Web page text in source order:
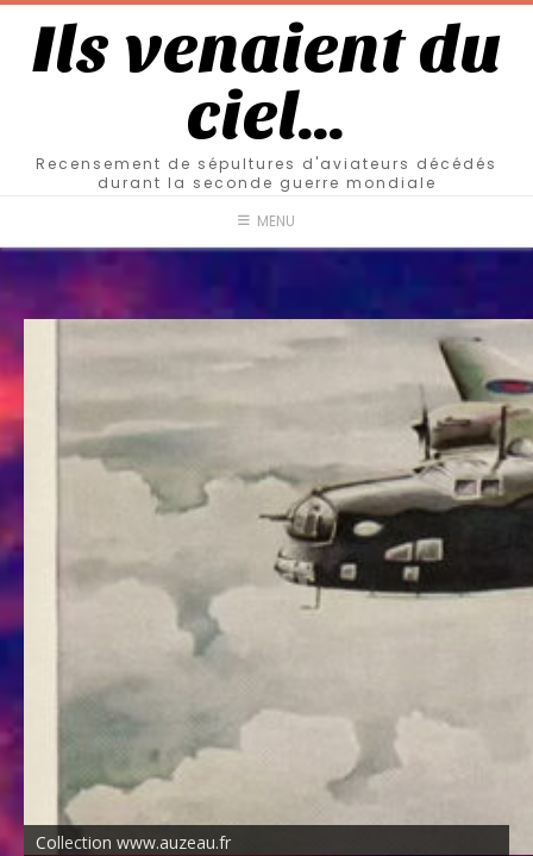
Ils venaient du
ciel…
Recensement de sépultures d'aviateurs décédés
durant la seconde guerre mondiale
MENU
Collection www.auzeau.fr